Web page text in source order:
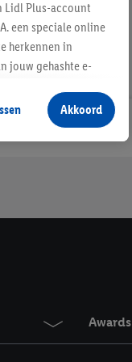
Awards
Lidl Plus-account
een speciale online
herkennen in
jouw gehashte e-
producten waarin je
te plaatsen
jouw gehashte e-
kunnen worden
vergelijkbare
Meer informatie,
Akkoord